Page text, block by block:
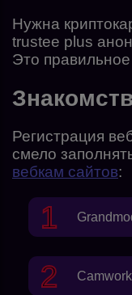
Нужна
trustee plus
Это
Регистрация
смело
вебкам сайтов:
Camwork